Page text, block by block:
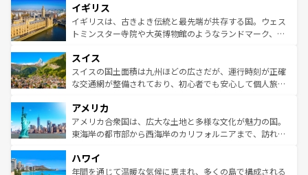
いる。シャンパンの発祥地であるランス、プロヴァンスの
香り高いラベンダー畑など、多彩な楽しみ方が可能だ。さ
らに、パリ以外の地域にも魅力が溢れており、どの街角に
れる地方に足を運ぶとそれぞれで全く異なる文化を体験で
きるだろう。 なお、新着のフランス情報はコンテンツ一覧
を参照してほしい。
顔を持つこの国は、どこを歩いても飽きることがない。ベ
ルリンの文化的活気、バイエルン州のアルプスの絶景、そ
してライン川沿いのワイン畑といった風景は必見。ビール
は、お酒好きな人にはぜひ体験してほしい。 なお、新着の
ドイツ情報はコンテンツ一覧を参照してほしい。
イギリス
イギリスは、古きよき伝統と最先端が共存する国。ウェス
トミンスター寺院や大英博物館のようなランドマーク、歴
リアごとに異なる魅力がある。また、優雅なアフタヌーン
ティー、ビール好きにはたまらない英国パブ、サッカー観
戦など、本場だからこそできる体験も豊富。イギリスを旅
ンツ一覧を参照してほしい。
スイス
スイスの国土面積は九州ほどの広さだが、運行時刻が正確
な交通網が整備されており、初心者でも安心して個人旅行
の建物がそのまま残る町や、スイスならではのユニークな
博物館もあり、アルプス観光だけでなく町歩きも満喫する
ことができる。国民の所得が高いため物価も高いが、旅行
ば市内交通費無料で観光を楽しむこともできる。 なお、新
着のスイス情報はコンテンツ一覧 を参照してほしい。
アメリカ
アメリカ合衆国は、広大な土地と多様な文化が魅力の国。
東海岸の都市部から西海岸のカリフォルニアまで、訪れる
のような巨大都市は、観光、ショッピング、エンターテイ
ンメントが詰まった刺激的なスポットだ。一方、アメリカ
ハワイ
年間を通じて温暖な気候に恵まれ、多くの島で構成される